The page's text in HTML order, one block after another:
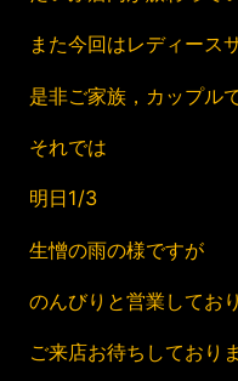
また今回はレディース
是非ご家族，カップル
それでは
明日1/3
生憎の雨の様ですが
のんびりと営業してお
ご来店お待ちしておりま